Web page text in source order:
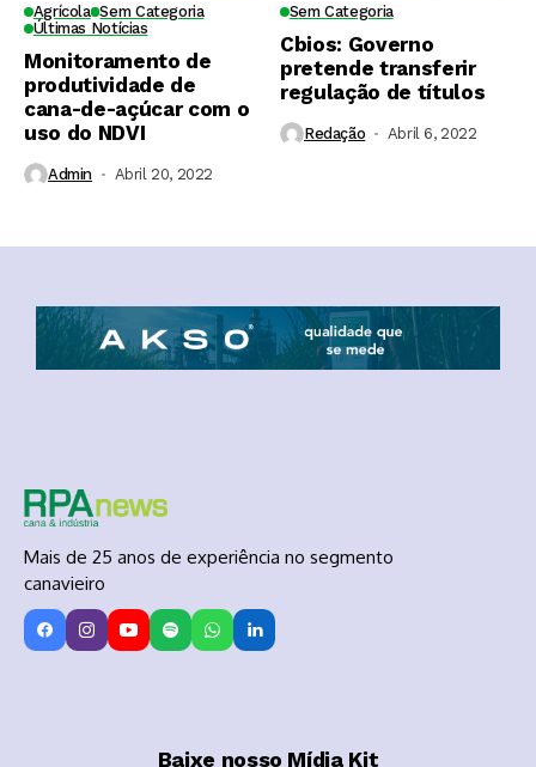
Agrícola Sem Categoria
Últimas Notícias
Monitoramento de
produtividade de
cana-de-açúcar com o
uso do NDVI
Admin Abril 20, 2022
Sem Categoria
Cbios: Governo
pretende transferir
regulação de títulos
Redação Abril 6, 2022
Mais de 25 anos de experiência no segmento
canavieiro
Baixe nosso Mídia Kit